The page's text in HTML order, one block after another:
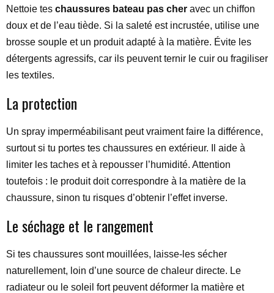
Nettoie tes chaussures bateau pas cher avec un chiffon
doux et de l’eau tiède. Si la saleté est incrustée, utilise une
brosse souple et un produit adapté à la matière. Évite les
détergents agressifs, car ils peuvent ternir le cuir ou fragiliser
les textiles.
La protection
Un spray imperméabilisant peut vraiment faire la différence,
surtout si tu portes tes chaussures en extérieur. Il aide à
limiter les taches et à repousser l’humidité. Attention
toutefois : le produit doit correspondre à la matière de la
chaussure, sinon tu risques d’obtenir l’effet inverse.
Le séchage et le rangement
Si tes chaussures sont mouillées, laisse-les sécher
naturellement, loin d’une source de chaleur directe. Le
radiateur ou le soleil fort peuvent déformer la matière et